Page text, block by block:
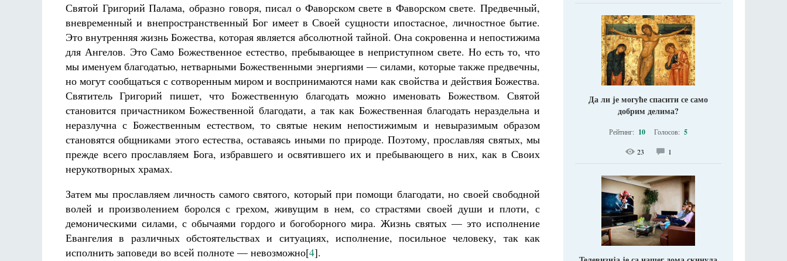
Святой Григорий Палама, образно говоря, писал о Фаворском свете в Фаворском свете. Предвечный,
вневременный и внепространственный Бог имеет в Своей сущности ипостасное, личностное бытие.
Это внутренняя жизнь Божества, которая является абсолютной тайной. Она сокровенна и непостижима
для Ангелов. Это Само Божественное естество, пребывающее в неприступном свете. Но есть то, что
мы именуем благодатью, нетварными Божественными энергиями — силами, которые также предвечны,
но могут сообщаться с сотворенным миром и воспринимаются нами как свойства и действия Божества.
Святитель Григорий пишет, что Божественную благодать можно именовать Божеством. Святой
становится причастником Божественной благодати, а так как Божественная благодать нераздельна и
неразлучна с Божественным естеством, то святые неким непостижимым и невыразимым образом
становятся общниками этого естества, оставаясь иными по природе. Поэтому, прославляя святых, мы
прежде всего прославляем Бога, избравшего и освятившего их и пребывающего в них, как в Своих
нерукотворных храмах.
Затем мы прославляем личность самого святого, который при помощи благодати, но своей свободной
волей и произволением боролся с грехом, живущим в нем, со страстями своей души и плоти, с
демоническими силами, с обычаями гордого и богоборного мира. Жизнь святых — это исполнение
Евангелия в различных обстоятельствах и ситуациях, исполнение, посильное человеку, так как
исполнить заповеди во всей полноте — невозможно[4].
Да ли је могуће спасити се само
добрим делима?
Рейтинг: 10 Голосов: 5
23 1